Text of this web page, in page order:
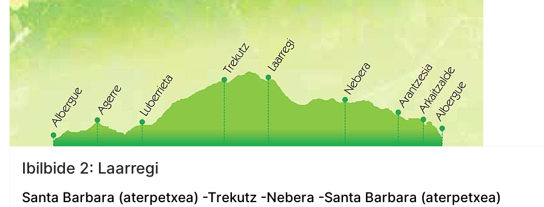
Ibilbide 2: Laarregi
Santa Barbara (aterpetxea) -Trekutz -Nebera -Santa Barbara (aterpetxea)